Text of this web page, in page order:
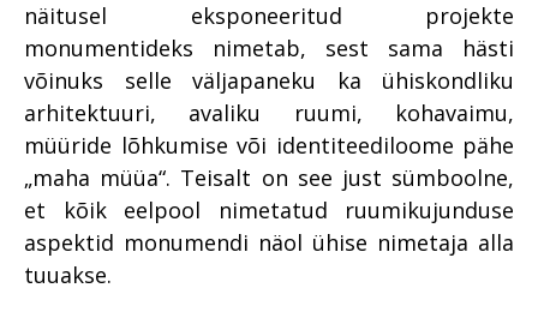
näitusel eksponeeritud projekte
monumentideks nimetab, sest sama hästi
võinuks selle väljapaneku ka ühiskondliku
arhitektuuri, avaliku ruumi, kohavaimu,
müüride lõhkumise või identiteediloome pähe
„maha müüa“. Teisalt on see just sümboolne,
et kõik eelpool nimetatud ruumikujunduse
aspektid monumendi näol ühise nimetaja alla
tuuakse.